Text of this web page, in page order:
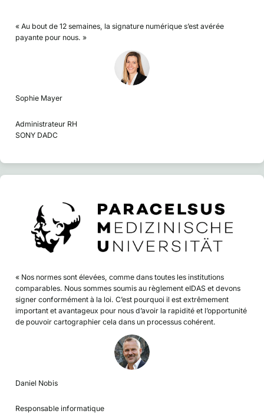
« Au bout de 12 semaines, la signature numérique s’est avérée
payante pour nous. »
Sophie Mayer
Administrateur RH
SONY DADC
« Nos normes sont élevées, comme dans toutes les institutions
comparables. Nous sommes soumis au règlement eIDAS et devons
signer conformément à la loi. C’est pourquoi il est extrêmement
important et avantageux pour nous d’avoir la rapidité et l’opportunité
de pouvoir cartographier cela dans un processus cohérent.
Daniel Nobis
Responsable informatique